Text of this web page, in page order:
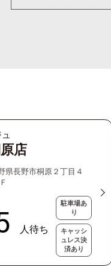
店
県長野市桐原２丁目４
駐車場あ
り
キャッシ
ュレス決
済あり